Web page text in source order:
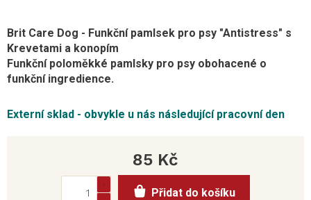
Externí sklad - obvykle u nás následující pracovní den
Brit Care Dog - Funkční pamlsek pro psy "Antistress" s
Krevetami a konopím
Funkční poloměkké pamlsky pro psy obohacené o
funkční ingredience.
85 Kč
cena:
Přidat do košíku